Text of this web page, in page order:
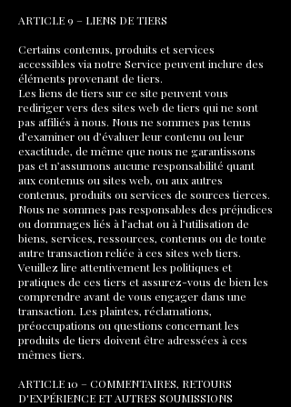
ARTICLE 9 – LIENS DE TIERS
Certains contenus, produits et services
accessibles via notre Service peuvent inclure des
éléments provenant de tiers.
Les liens de tiers sur ce site peuvent vous
rediriger vers des sites web de tiers qui ne sont
pas affiliés à nous. Nous ne sommes pas tenus
d’examiner ou d’évaluer leur contenu ou leur
exactitude, de même que nous ne garantissons
pas et n’assumons aucune responsabilité quant
aux contenus ou sites web, ou aux autres
contenus, produits ou services de sources tierces.
Nous ne sommes pas responsables des préjudices
ou dommages liés à l’achat ou à l’utilisation de
biens, services, ressources, contenus ou de toute
autre transaction reliée à ces sites web tiers.
Veuillez lire attentivement les politiques et
pratiques de ces tiers et assurez-vous de bien les
comprendre avant de vous engager dans une
transaction. Les plaintes, réclamations,
préoccupations ou questions concernant les
produits de tiers doivent être adressées à ces
mêmes tiers.
ARTICLE 10 – COMMENTAIRES, RETOURS
D'EXPÉRIENCE ET AUTRES SOUMISSIONS